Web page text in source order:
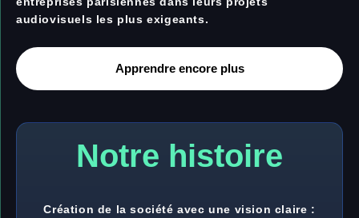
audiovisuels les plus exigeants.
Apprendre encore plus
Notre histoire
Création de la société avec une vision claire :